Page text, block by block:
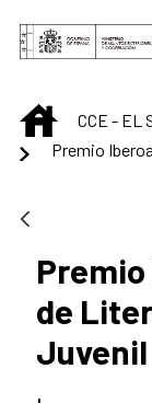
Saltar al
INICIOCCE - EL
de
Juvenil